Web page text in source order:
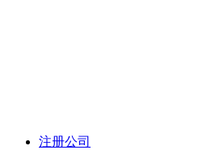
注册公司